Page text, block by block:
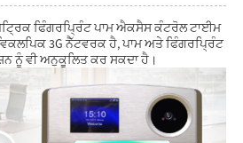
ਫਿੰਗਰਪ੍ਰਿੰਟ ਪਾਮ ਐਕਸੈਸ ਕੰਟਰੋਲ ਟਾਈਮ
3G ਨੈੱਟਵਰਕ ਹੈ, ਪਾਮ ਅਤੇ ਫਿੰਗਰਪ੍ਰਿੰਟ
ਨੂੰ ਵੀ ਅਨੁਕੂਲਿਤ ਕਰ ਸਕਦਾ ਹੈ।